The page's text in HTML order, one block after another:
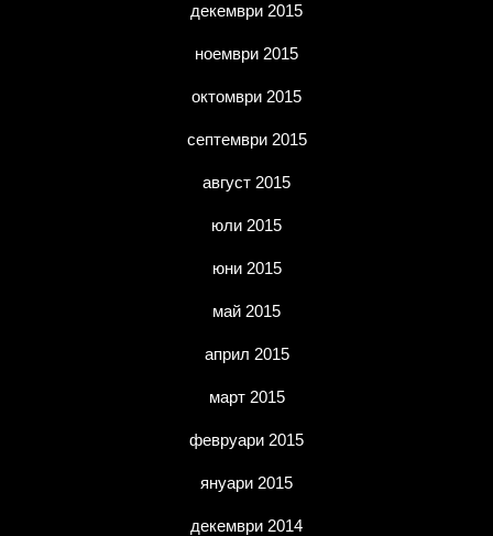
декември 2015
ноември 2015
октомври 2015
септември 2015
август 2015
юли 2015
юни 2015
май 2015
април 2015
март 2015
февруари 2015
януари 2015
декември 2014